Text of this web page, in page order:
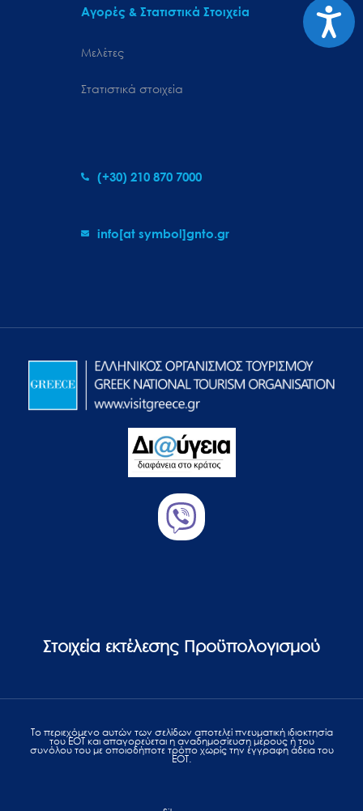
Αγορές & Στατιστικά Στοιχεία
Μελέτες
Στατιστικά στοιχεία
(+30) 210 870 7000
info[at symbol]gnto.gr
Στοιχεία εκτέλεσης Προϋπολογισμού
Το περιεχόμενο αυτών των σελίδων αποτελεί πvευματική ιδιοκτησία
του ΕΟΤ και απαγορεύεται η αναδημοσίευση μέρους ή του
συνόλου του με οποιοδήποτε τρόπο χωρίς την έγγραφη άδεια του
ΕΟΤ.